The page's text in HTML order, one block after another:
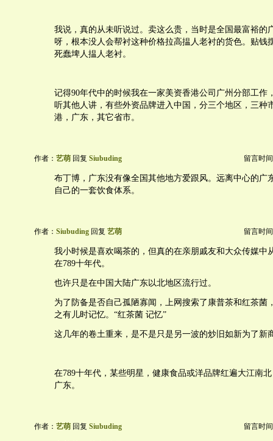
我说，真的从未听说过。卖这么贵，当时是全国最富裕的
呀，根本没人会帮衬这种价格拉高揾人老衬的货色。贴钱
死蠢埤人揾人老衬。
记得90年代中的时候我在一家美资香港公司广州分部工作
听其他人讲，有些外资品牌进入中国，分三个地区，三种
港，广东，其它省市。
作者： 艺萌 回复 Siubuding 留言时
布丁博，广东没有像全国其他地方爱跟风。远离中心的广
自己的一套饮食体系。
作者： Siubuding 回复 艺萌 留言时
我小时候是喜欢喝茶的，但真的在亲朋戚友和大众传媒中
在789十年代。
也许只是在中国大陆广东以北地区流行过。
为了防备是否自己孤陋寡闻，上网搜索了康普茶和红茶菌
之有儿时记忆。“红茶菌 记忆”
这几年的卷土重来，是不是只是另一波的炒旧如新为了新
在789十年代，某些明星，健康食品或洋品牌红遍大江南
广东。
作者： 艺萌 回复 Siubuding 留言时